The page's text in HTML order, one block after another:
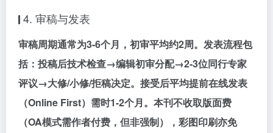
4. 审稿与发表
审稿周期通常为3-6个月 ，初审平均约2周。发表流程包
括：投稿后技术检查→编辑初审分配→2-3位同行专家
评议→大修/小修/拒稿决定。 接受后平均提前在线发表
（Online First） 需时1-2个月。本刊不收取版面费
（OA模式需作者付费，但非强制），彩图印刷亦免